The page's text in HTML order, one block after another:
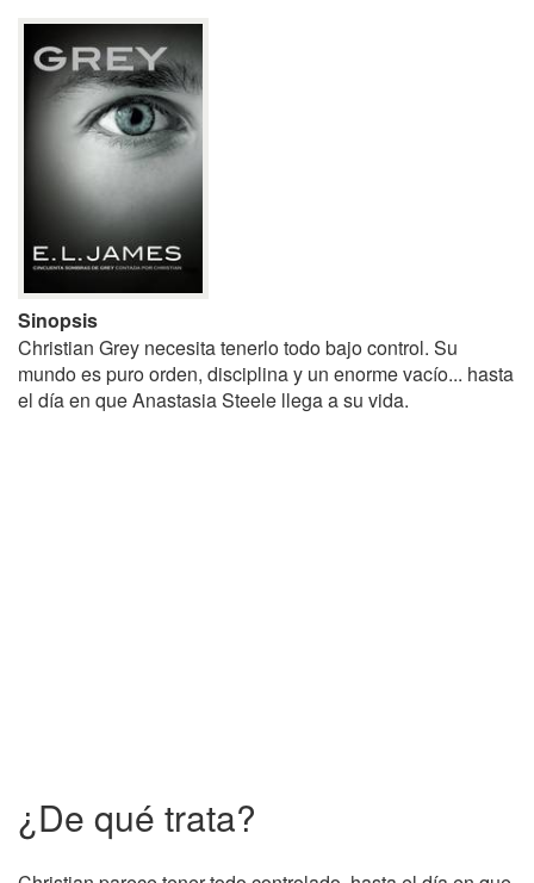
Sinopsis
Christian Grey necesita tenerlo todo bajo control. Su
mundo es puro orden, disciplina y un enorme vacío... hasta
el día en que Anastasia Steele llega a su vida.
¿De qué trata?